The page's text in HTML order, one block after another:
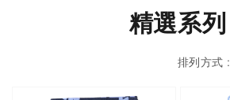
精選系列
排列方式 :